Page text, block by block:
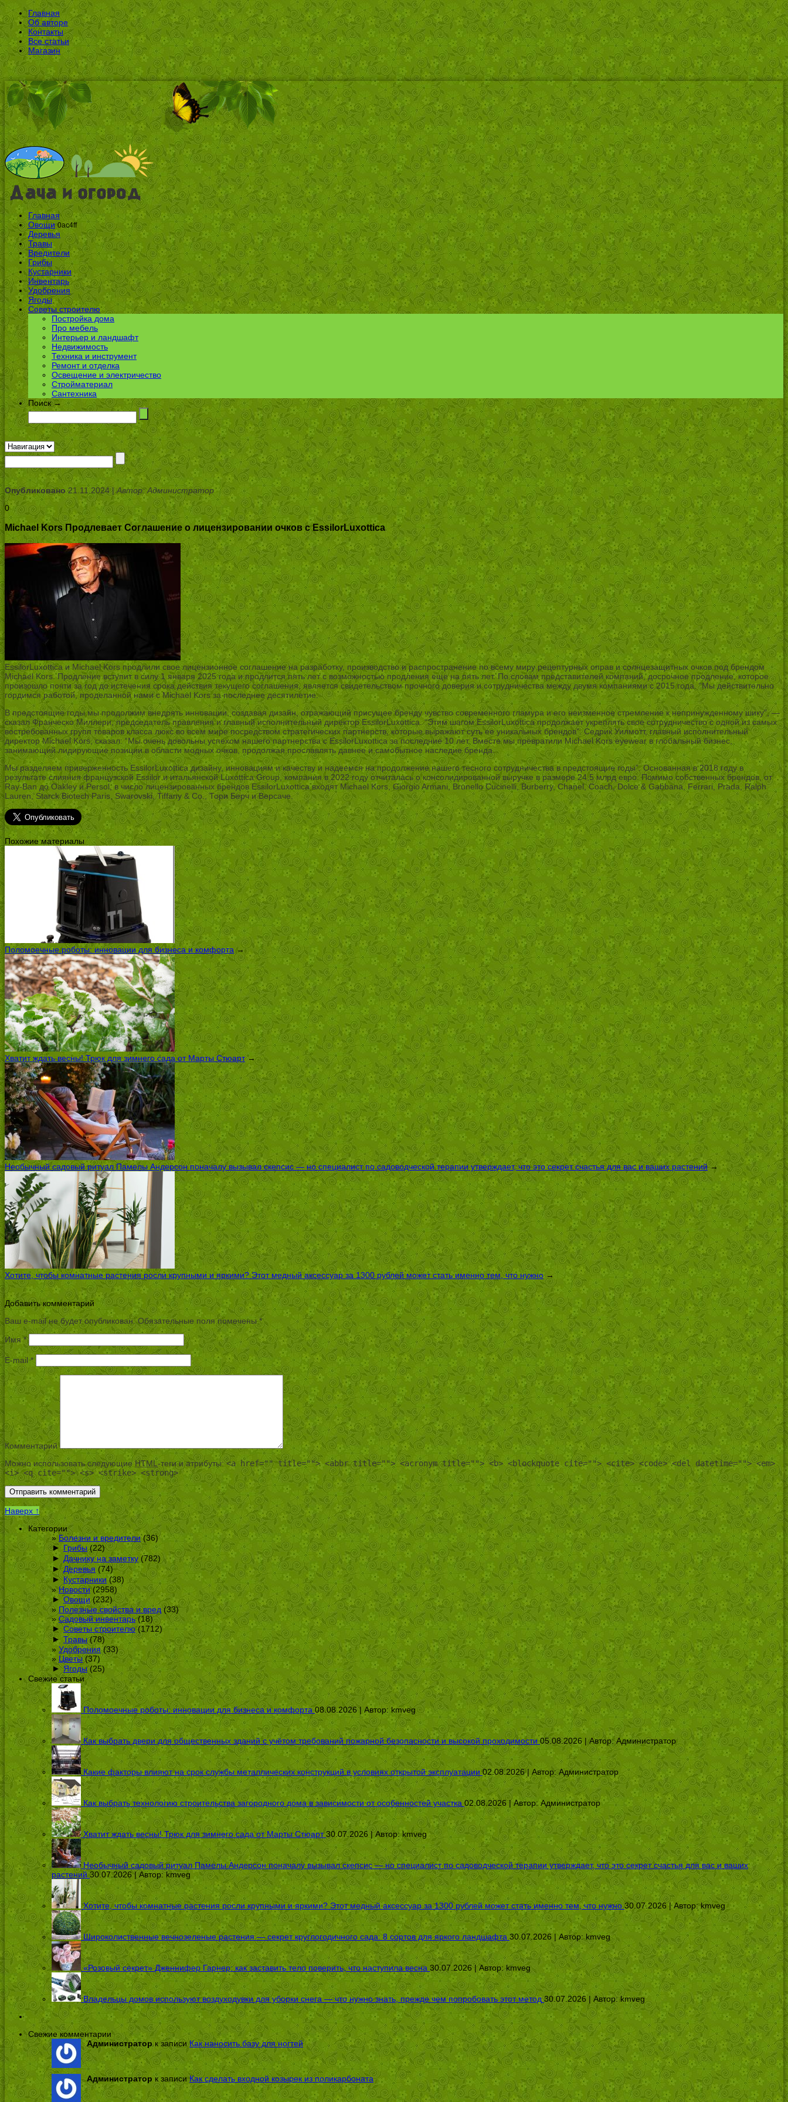
Главная
Об авторе
Контакты
Все статьи
Магазин
Главная
Овощи 0ac4ff
Деревья
Травы
Вредители
Грибы
Кустарники
Инвентарь
Удобрения
Ягоды
Советы строителю
Постройка дома
Про мебель
Интерьер и ландшафт
Недвижимость
Техника и инструмент
Ремонт и отделка
Освещение и электричество
Стройматериал
Сантехника
Поиск →
Опубликовано21.11.2024 |Автор: Администратор
0
Michael Kors Продлевает Соглашение о лицензировании очков с EssilorLuxottica
EssilorLuxottica и Michael Kors продлили свое лицензионное соглашение на разработку, производство и распространение по всему миру рецептурных оправ и солнцезащитных очков под брендом
Michael Kors. Продление вступит в силу 1 января 2025 года и продлится пять лет с возможностью продления еще на пять лет. По словам представителей компаний, досрочное продление, которое
произошло почти за год до истечения срока действия текущего соглашения, является свидетельством прочного доверия и сотрудничества между двумя компаниями с 2015 года. “Мы действительно
гордимся работой, проделанной нами с Michael Kors за последнее десятилетие.
В предстоящие годы мы продолжим внедрять инновации, создавая дизайн, отражающий присущее бренду чувство современного гламура и его неизменное стремление к непринужденному шику”, —
сказал Франческо Миллери, председатель правления и главный исполнительный директор EssilorLuxottica. “Этим шагом EssilorLuxottica продолжает укреплять свое сотрудничество с одной из самых
востребованных групп товаров класса люкс во всем мире посредством стратегических партнерств, которые выражают суть ее уникальных брендов”. Седрик Уилмотт, главный исполнительный
директор Michael Kors, сказал: “Мы очень довольны успехом нашего партнерства с EssilorLuxottica за последние 10 лет. Вместе мы превратили Michael Kors eyewear в глобальный бизнес,
занимающий лидирующие позиции в области модных очков, продолжая прославлять давнее и самобытное наследие бренда.
Мы разделяем приверженность EssilorLuxottica дизайну, инновациям и качеству и надеемся на продолжение нашего тесного сотрудничества в предстоящие годы”. Основанная в 2018 году в
результате слияния французской Essilor и итальянской Luxottica Group, компания в 2022 году отчиталась о консолидированной выручке в размере 24,5 млрд евро. Помимо собственных брендов, от
Ray-Ban до Oakley и Persol, в число лицензированных брендов EssilorLuxottica входят Michael Kors, Giorgio Armani, Brunello Cucinelli, Burberry, Chanel, Coach, Dolce & Gabbana, Ferrari, Prada, Ralph
Lauren, Starck Biotech Paris, Swarovski, Tiffany & Co., Тори Берч и Версаче.
Похожие материалы
Поломоечные роботы: инновации для бизнеса и комфорта→
Хватит ждать весны! Трюк для зимнего сада от Марты Стюарт→
Необычный садовый ритуал Памелы Андерсон поначалу вызывал скепсис — но специалист по садоводческой терапии утверждает, что это секрет счастья для вас и ваших растений→
Хотите, чтобы комнатные растения росли крупными и яркими? Этот медный аксессуар за 1300 рублей может стать именно тем, что нужно→
Добавить комментарий
Ваш e-mail не будет опубликован.Обязательные поля помечены*
Имя*
E-mail*
Комментарий
Можно использовать следующие HTML-теги и атрибуты:<a href="" title=""> <abbr title=""> <acronym title=""> <b> <blockquote cite=""> <cite> <code> <del datetime=""> <em>
<i> <q cite=""> <s> <strike> <strong>
Наверх ↑
Категории
Болезни и вредители(36)
► Грибы(22)
► Дачнику на заметку (782)
► Деревья (74)
► Кустарники (38)
Новости(2958)
► Овощи(232)
Полезные свойства и вред(33)
Садовый инвентарь(18)
► Советы строителю(1712)
► Травы(78)
Удобрения(33)
Цветы(37)
► Ягоды(25)
Свежие статьи
Поломоечные роботы: инновации для бизнеса и комфорта 08.08.2026 | Автор:kmveg
Как выбрать двери для общественных зданий с учётом требований пожарной безопасности и высокой проходимости 05.08.2026 | Автор:Администратор
Какие факторы влияют на срок службы металлических конструкций в условиях открытой эксплуатации 02.08.2026 | Автор:Администратор
Как выбрать технологию строительства загородного дома в зависимости от особенностей участка 02.08.2026 | Автор:Администратор
Хватит ждать весны! Трюк для зимнего сада от Марты Стюарт 30.07.2026 | Автор:kmveg
Необычный садовый ритуал Памелы Андерсон поначалу вызывал скепсис — но специалист по садоводческой терапии утверждает, что это секрет счастья для вас и ваших
растений 30.07.2026 | Автор:kmveg
Хотите, чтобы комнатные растения росли крупными и яркими? Этот медный аксессуар за 1300 рублей может стать именно тем, что нужно 30.07.2026 | Автор:kmveg
Широколиственные вечнозеленые растения — секрет круглогодичного сада: 8 сортов для яркого ландшафта 30.07.2026 | Автор:kmveg
«Розовый секрет» Дженнифер Гарнер: как заставить тело поверить, что наступила весна 30.07.2026 | Автор:kmveg
Владельцы домов используют воздуходувки для уборки снега — что нужно знать, прежде чем попробовать этот метод 30.07.2026 | Автор:kmveg
Свежие комментарии
Администраторк записиКак наносить базу для ногтей
Администратор к записиКак сделать входной козырек из поликарбоната